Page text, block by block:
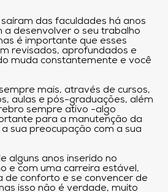
das faculdades há anos
a desenvolver o seu trabalho
é importante que esses
revisados, aprofundados e
muda constantemente e você
mais, através de cursos,
aulas e pós-graduações, além
sempre ativo -algo
para a manutenção da
sua preocupação com a sua
alguns anos inserido no
e com uma carreira estável,
de conforto e se convencer de
isso não é verdade, muito